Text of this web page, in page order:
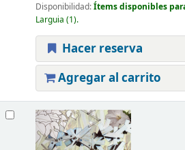
Disponibilidad:Ítems disponibles
Larguia (1).
Hacer reserva
Agregar al carrito